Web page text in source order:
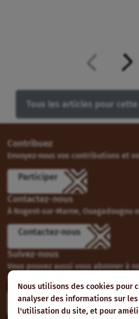
Nous utilisons des cookies pour
analyser des informations sur
l'utilisation du site, et pour
Tous les articles pour
Contribuez
Envoyez-nous vos contributions et
Participer
Contactez-nous
À Nogent-sur-Marne, Ouagadougou
Contactez-nous
Suivez-nous
Vous pouvez aussi vous abonner à
suivre sur les réseaux sociaux.